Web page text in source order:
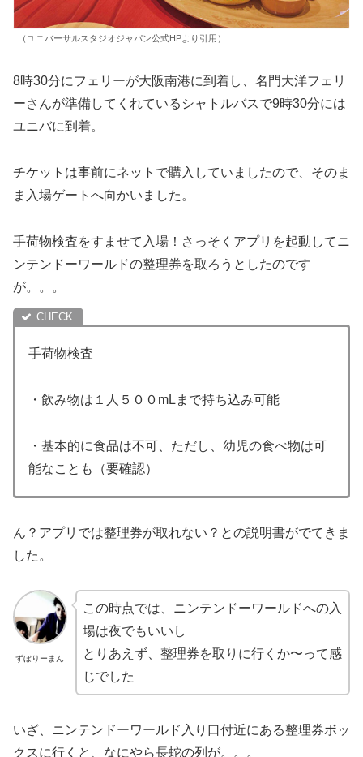
（ユニバーサルスタジオジャパン公式HPより引用）
8時30分にフェリーが大阪南港に到着し、名門大洋フェリ
ーさんが準備してくれているシャトルバスで9時30分には
ユニバに到着。
チケットは事前にネットで購入していましたので、そのま
ま入場ゲートへ向かいました。
手荷物検査をすませて入場！さっそくアプリを起動してニ
ンテンドーワールドの整理券を取ろうとしたのです
が。。。
手荷物検査
・飲み物は１人５００mLまで持ち込み可能
・基本的に食品は不可、ただし、幼児の食べ物は可
能なことも（要確認）
ん？アプリでは整理券が取れない？との説明書がでてきま
した。
ずぼりーまん
この時点では、ニンテンドーワールドへの入
場は夜でもいいし
とりあえず、整理券を取りに行くか〜って感
じでした
いざ、ニンテンドーワールド入り口付近にある整理券ボッ
クスに行くと、なにやら長蛇の列が。。。